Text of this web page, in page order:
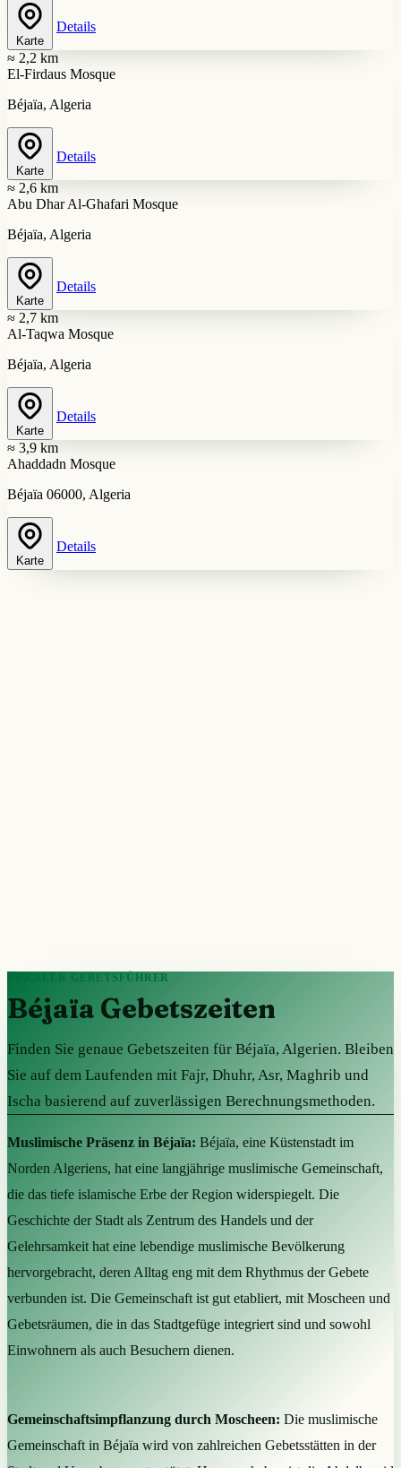
Karte
Details
≈ 2,2 km
El-Firdaus Mosque
Béjaïa, Algeria
Karte
Details
≈ 2,6 km
Abu Dhar Al-Ghafari Mosque
Béjaïa, Algeria
Karte
Details
≈ 2,7 km
Al-Taqwa Mosque
Béjaïa, Algeria
Karte
Details
≈ 3,9 km
Ahaddadn Mosque
Béjaïa 06000, Algeria
Karte
Details
LOKALER GEBETSFÜHRER
Béjaïa Gebetszeiten
Finden Sie genaue Gebetszeiten für Béjaïa, Algerien. Bleiben
Sie auf dem Laufenden mit Fajr, Dhuhr, Asr, Maghrib und
Ischa basierend auf zuverlässigen Berechnungsmethoden.
Muslimische Präsenz in Béjaïa: Béjaïa, eine Küstenstadt im
Norden Algeriens, hat eine langjährige muslimische Gemeinschaft,
die das tiefe islamische Erbe der Region widerspiegelt. Die
Geschichte der Stadt als Zentrum des Handels und der
Gelehrsamkeit hat eine lebendige muslimische Bevölkerung
hervorgebracht, deren Alltag eng mit dem Rhythmus der Gebete
verbunden ist. Die Gemeinschaft ist gut etabliert, mit Moscheen und
Gebetsräumen, die in das Stadtgefüge integriert sind und sowohl
Einwohnern als auch Besuchern dienen.
Gemeinschaftsimpflanzung durch Moscheen: Die muslimische
Gemeinschaft in Béjaïa wird von zahlreichen Gebetsstätten in der